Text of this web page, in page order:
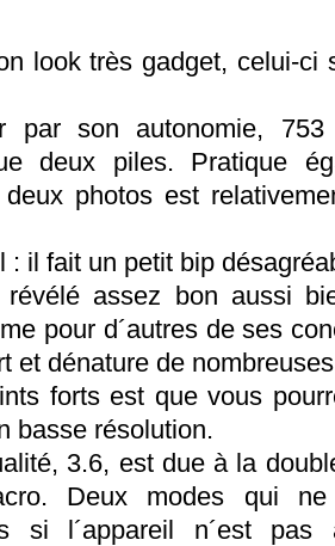
look très gadget, celui-ci
par son autonomie,
deux piles. Pratique
deux photos est
: il fait un petit bip
révélé assez bon aussi
pour d´autres de ses
et dénature de
forts est que vous
basse résolution.
3.6, est due à la
Deux modes qui
si l´appareil n´est